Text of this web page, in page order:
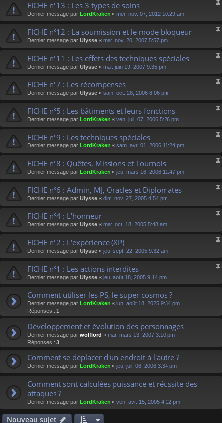
FICHE n°13 : Les 3 types de soins
Dernier message par LordKraken « mer. nov. 07, 2012 10:29 am
FICHE n°12 : La soumission et le mode bloqueur
Dernier message par Ulysse « mar. nov. 20, 2007 5:57 pm
FICHE n°11 : Les effets des techniques spéciales
Dernier message par Ulysse « mar. juin 19, 2007 9:35 pm
FICHE n°7 : Les récompenses
Dernier message par Ulysse « sam. oct. 28, 2006 8:06 pm
FICHE n°5 : Les bâtiments et leurs fonctions
Dernier message par LordKraken « ven. juil. 07, 2006 5:26 pm
FICHE n°9 : Les techniques spéciales
Dernier message par LordKraken « sam. avr. 01, 2006 11:24 pm
FICHE n°8 : Quêtes, Missions et Tournois
Dernier message par LordKraken « jeu. mars 16, 2006 11:47 pm
FICHE n°6 : Admin, MJ, Oracles et Diplomates
Dernier message par Ulysse « dim. nov. 27, 2005 4:54 pm
FICHE n°4 : L'honneur
Dernier message par Ulysse « mar. oct. 18, 2005 5:48 am
FICHE n°2 : L'expérience (XP)
Dernier message par Ulysse « jeu. sept. 22, 2005 9:32 am
FICHE n°1 : Les actions interdites
Dernier message par Ulysse « jeu. août 18, 2005 9:14 pm
Comment utiliser les PS, le super cosmos ?
Dernier message par LordKraken « lun. août 18, 2025 9:34 pm
Réponses : 1
Développement et évolution des personnages
Dernier message par wolflord « mar. mars 13, 2007 3:10 pm
Réponses : 3
Comment se déplacer d'un endroit à l'autre ?
Dernier message par LordKraken « jeu. juil. 06, 2006 3:34 pm
Comment sont calculées puissance et réussite des
attaques ?
Dernier message par LordKraken « ven. avr. 15, 2005 4:12 pm
Nouveau sujet